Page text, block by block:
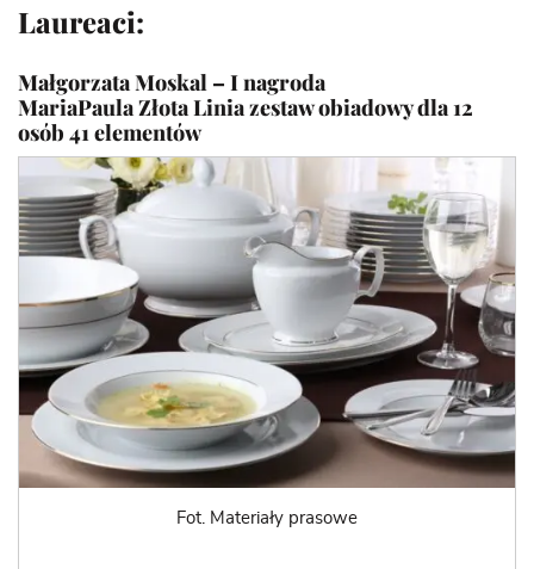
Laureaci:
Małgorzata Moskal – I nagroda
MariaPaula Złota Linia zestaw obiadowy dla 12
osób 41 elementów
Fot. Materiały prasowe